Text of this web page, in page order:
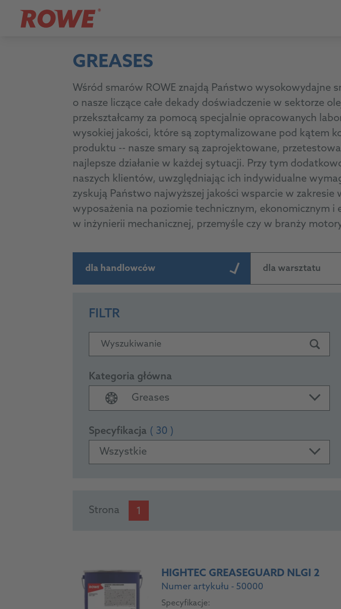
GREASES
Wśród smarów ROWE znajdą Państwo wysokowydajne
o nasze liczące całe dekady doświadczenie w sektorze
przekształcamy za pomocą specjalnie opracowanych
wysokiej jakości, które są zoptymalizowane pod kątem
produktu -- nasze smary są zaprojektowane,
najlepsze działanie w każdej sytuacji. Przy tym
naszych klientów, uwzględniając ich indywidualne
zyskują Państwo najwyższej jakości wsparcie w
wyposażenia na poziomie technicznym, ekonomicznym
w inżynierii mechanicznej, przemyśle czy w branży
dla handlowców dla warsztatu
FILTR
Wyszukiwanie
Kategoria główna
Greases
Specyfikacja ( 30 )
Wszystkie
PRODUCTS
Strona 1
HIGHTEC GREASEGUARD NLGI 2
Numer artykułu - 50000
Specyfikacje: